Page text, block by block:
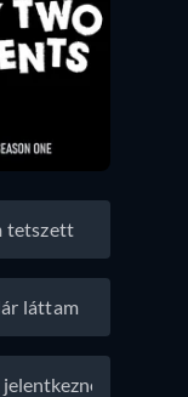
tetszett
láttam